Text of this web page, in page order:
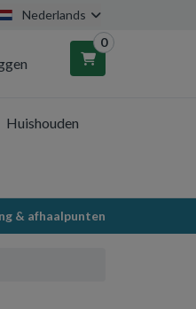
Nederlands
0
Huishouden
& afhaalpunten